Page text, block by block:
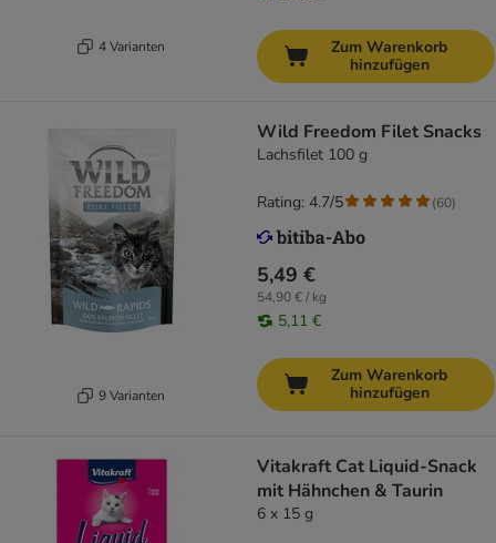
4 Varianten
Zum Warenkorb
hinzufügen
9 Varianten
Wild Freedom Filet Snacks
Lachsfilet 100 g
5,49 €
54,90 € / kg
5,11 €
Rating: 4.7/5 (60)
Zum Warenkorb
hinzufügen
Vitakraft Cat Liquid-Snack
mit Hähnchen & Taurin
6 x 15 g